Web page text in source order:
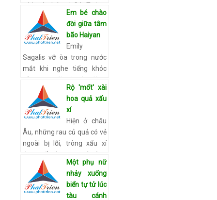
có in tên bác sỹ Cát Tường
để đùa vui trong ngày Lễ
Halloween của Đàm Vĩnh
Hưng bị coi là hành vi phản
cảm. Hiện, phía Cục N…
Xem chi tiết
Em bé chào
đời giữa tâm
bão Haiyan
Emily
Sagalis vỡ òa trong nước
mắt khi nghe tiếng khóc
của con gái vừa lọt lòng
giữa cảnh hoang tàn ở
Tacloban. Con gái của
Sagalis vừa chào đời hô…
Rộ 'mốt' xài
hoa quả xấu
xí
Hiện ở châu
Âu, những rau củ quả có vẻ
ngoài bị lỗi, trông xấu xí
đang rất được ưa chuộng
bởi chúng mang hơi hướng
tự nhiên. Củ, quả xấu xí
được b…Xem chi tiết
Một phụ nữ
nhảy xuống
biển tự tử lúc
tàu cánh